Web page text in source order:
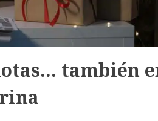
también